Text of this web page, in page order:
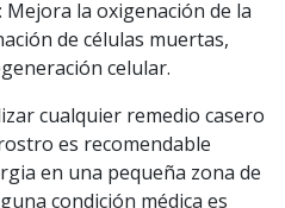
Mejora la oxigenación de la
de células muertas,
celular.
cualquier remedio casero
es recomendable
en una pequeña zona de
condición médica es